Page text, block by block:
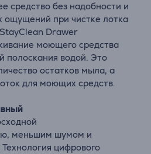
средство без надобности и
ощущений при чистке лотка
Drawer
моющего средства
полоскания водой. Это
остатков мыла, а
для моющих средств.
меньшим шумом и
цифрового